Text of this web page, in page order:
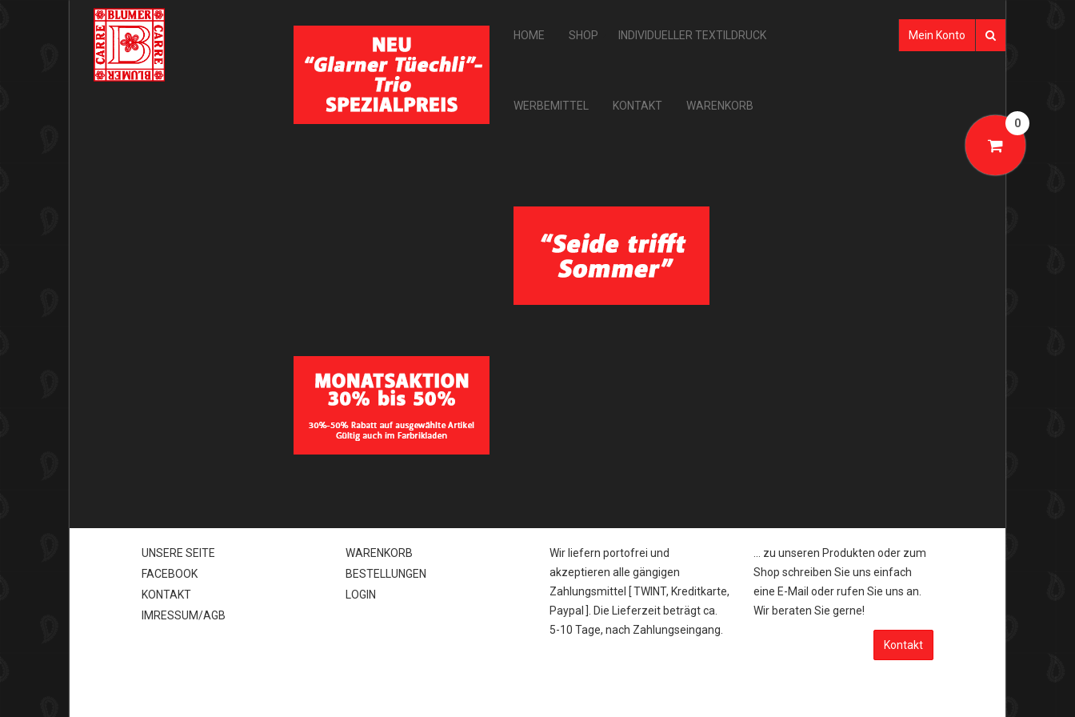
HOME SHOP INDIVIDUELLER TEXTILDRUCK
WERBEMITTEL KONTAKT
WARENKORB
0
Mein Konto
Senden
UNSERE SEITE
FACEBOOK
KONTAKT
IMRESSUM/AGB
WARENKORB
BESTELLUNGEN
LOGIN
Wir liefern portofrei und
akzeptieren alle gängigen
Zahlungsmittel [TWINT, Kreditkarte,
Paypal
]. Die Lieferzeit beträgt ca.
5-10 Tage, nach Zahlungseingang.
... zu unseren Produkten oder zum
Shop schreiben Sie uns einfach
eine E-Mail oder rufen Sie uns an.
Wir beraten Sie gerne!
Kontakt